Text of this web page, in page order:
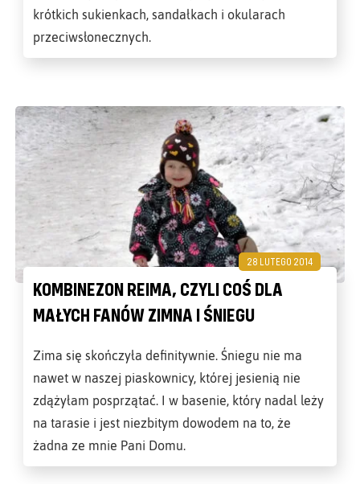
krótkich sukienkach, sandałkach i okularach
przeciwsłonecznych.
28 LUTEGO 2014
KOMBINEZON REIMA, CZYLI COŚ DLA
MAŁYCH FANÓW ZIMNA I ŚNIEGU
Zima się skończyła definitywnie. Śniegu nie ma
nawet w naszej piaskownicy, której jesienią nie
zdążyłam posprzątać. I w basenie, który nadal leży
na tarasie i jest niezbitym dowodem na to, że
żadna ze mnie Pani Domu.